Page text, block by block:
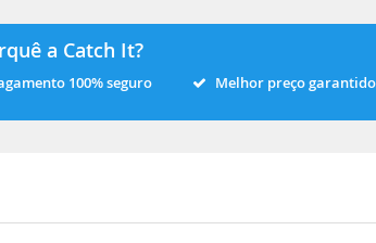
a Catch It?
100% seguro Melhor preço garantido